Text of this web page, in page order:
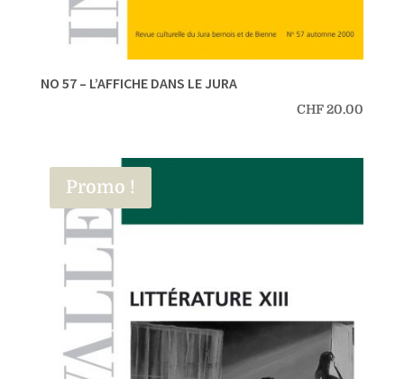
NO 57 – L’AFFICHE DANS LE JURA
CHF20.00
Promo !